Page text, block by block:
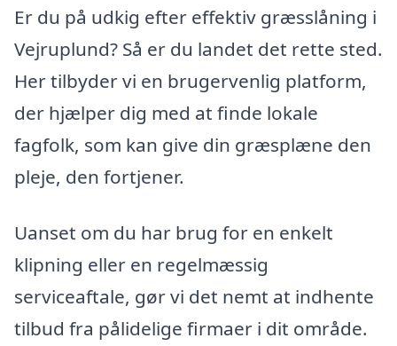
Er du på udkig efter effektiv græsslåning i
Vejruplund? Så er du landet det rette sted.
Her tilbyder vi en brugervenlig platform,
der hjælper dig med at finde lokale
fagfolk, som kan give din græsplæne den
pleje, den fortjener.
Uanset om du har brug for en enkelt
klipning eller en regelmæssig
serviceaftale, gør vi det nemt at indhente
tilbud fra pålidelige firmaer i dit område.